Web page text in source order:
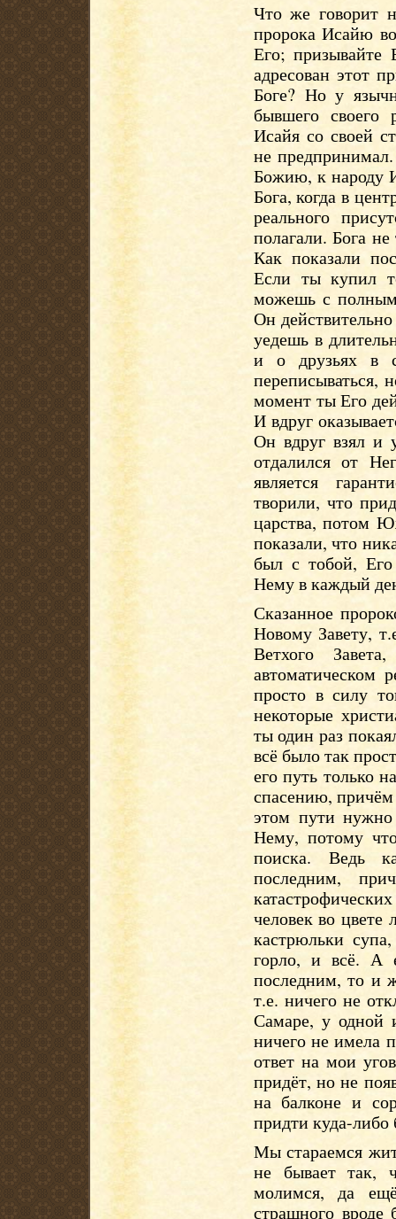
Что же говорит
пророка Исайю
Его; призывайте
адресован этот
Боге? Но у
бывшего своего
Исайя со своей
не
Божию, к народу
Бога, когда в
реального
полагали. Бога
Как показали
Если ты купил
можешь с полным
Он
уедешь в
и о друзьях в
переписываться,
момент ты Его
И вдруг
Он вдруг взял и
отдалился от
является
творили, что
царства, потом
показали, что
был с тобой, Его
Нему в каждый
Сказанное
Новому Завету,
Ветхого
автоматическом
просто в силу
некоторые
ты один раз
всё было так
его путь только
спасению,
этом пути нужно
Нему, потому
поиска. Ведь
последним,
человек во
кастрюльки
горло, и всё. А
последним, то и
т.е. ничего не
Самаре, у одной
ничего не имела
ответ на мои
придёт, но не
на балконе и
придти куда-либо
Мы стараемся
не бывает так,
молимся, да
страшного